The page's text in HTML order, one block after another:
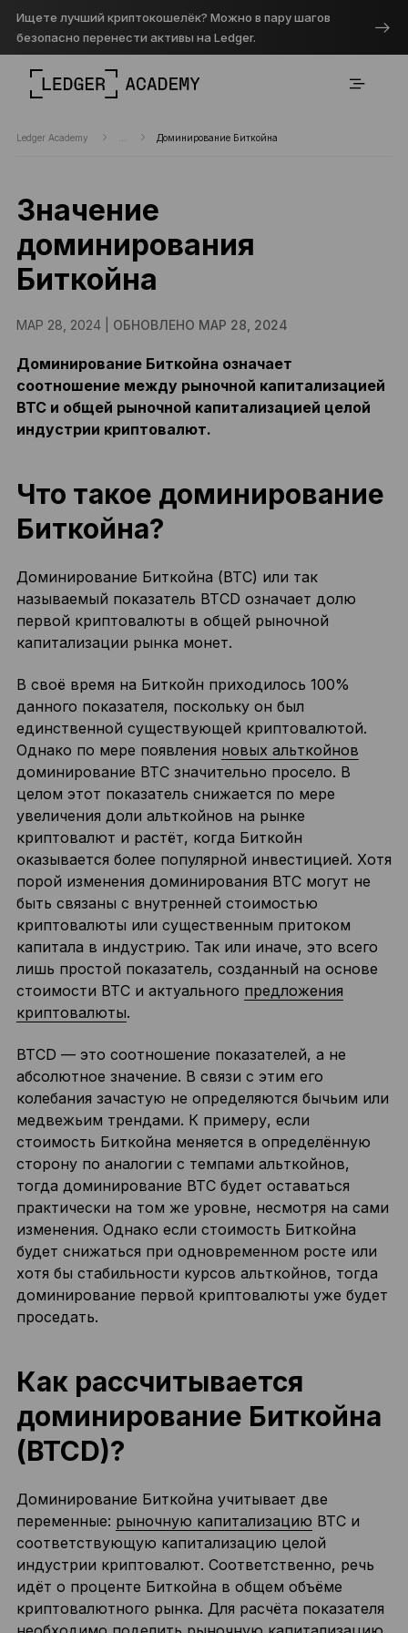
Ищете лучший криптокошелёк? Можно в пару шагов
безопасно перенести активы на Ledger.
Ledger Academy Доминирование Биткойна
Значение
доминирования
Биткойна
МАР 28, 2024 | ОБНОВЛЕНО МАР 28, 2024
Доминирование Биткойна означает
соотношение между рыночной капитализацией
BTC и общей рыночной капитализацией целой
индустрии криптовалют.
Что такое доминирование
Биткойна?
Доминирование Биткойна (BTC) или так
называемый показатель BTCD означает долю
первой криптовалюты в общей рыночной
капитализации рынка монет.
В своё время на Биткойн приходилось 100%
данного показателя, поскольку он был
единственной существующей криптовалютой.
Однако по мере появления новых альткойнов
доминирование BTC значительно просело. В
целом этот показатель снижается по мере
увеличения доли альткойнов на рынке
криптовалют и растёт, когда Биткойн
оказывается более популярной инвестицией. Хотя
порой изменения доминирования BTC могут не
быть связаны с внутренней стоимостью
криптовалюты или существенным притоком
капитала в индустрию. Так или иначе, это всего
лишь простой показатель, созданный на основе
стоимости BTC и актуального предложения
криптовалюты.
BTCD — это соотношение показателей, а не
абсолютное значение. В связи с этим его
колебания зачастую не определяются бычьим или
медвежьим трендами. К примеру, если
стоимость Биткойна меняется в определённую
сторону по аналогии с темпами альткойнов,
тогда доминирование BTC будет оставаться
практически на том же уровне, несмотря на сами
изменения. Однако если стоимость Биткойна
будет снижаться при одновременном росте или
хотя бы стабильности курсов альткойнов, тогда
доминирование первой криптовалюты уже будет
проседать.
Как рассчитывается
доминирование Биткойна
(BTCD)?
Доминирование Биткойна учитывает две
переменные: рыночную капитализацию BTC и
соответствующую капитализацию целой
индустрии криптовалют. Соответственно, речь
идёт о проценте Биткойна в общем объёме
криптовалютного рынка. Для расчёта показателя